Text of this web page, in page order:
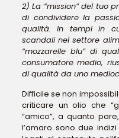
2) La “mission” del tuo
di condividere la
qualità. In tempi in
scandali nel settore
“mozzarelle blu” di
consumatore medio,
di qualità da uno
Difficile se non
criticare un olio che
“amico”, a quanto
l’amaro sono due